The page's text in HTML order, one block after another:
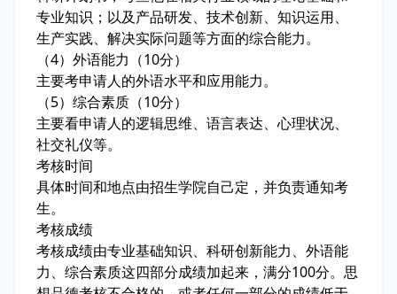
专业知识；以及产品研发、技术创新、知识运用、
生产实践、解决实际问题等方面的综合能力。
（4）外语能力（10分）
主要考申请人的外语水平和应用能力。
（5）综合素质（10分）
主要看申请人的逻辑思维、语言表达、心理状况、
社交礼仪等。
考核时间
具体时间和地点由招生学院自己定，并负责通知考
生。
考核成绩
考核成绩由专业基础知识、科研创新能力、外语能
力、综合素质这四部分成绩加起来，满分100分。思